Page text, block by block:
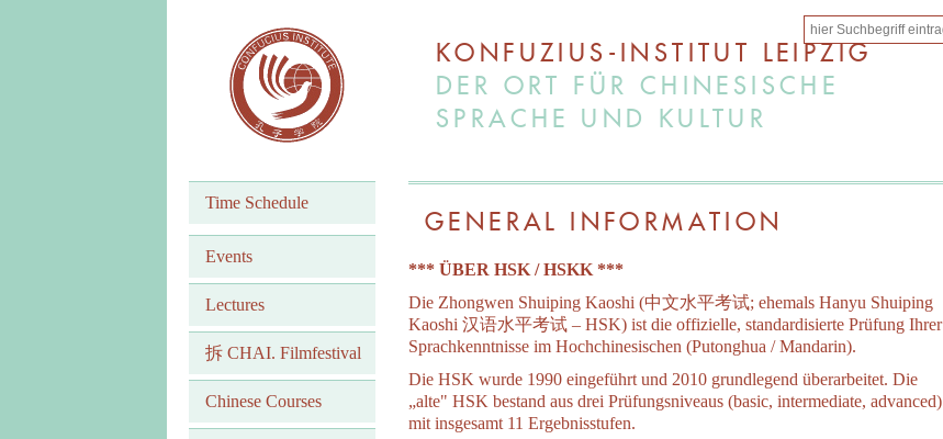
KONFUZIUS-INSTITUT LEIPZIG
DER ORT FÜR CHINESISCHE
SPRACHE UND KULTUR
Time Schedule
Events
Lectures
拆 CHAI. Filmfestival
Chinese Courses
GENERAL INFORMATION
*** ÜBER HSK / HSKK ***
Die Zhongwen Shuiping Kaoshi (中文水平考试; ehemals Hanyu Shuiping
Kaoshi 汉语水平考试 – HSK) ist die offizielle, standardisierte Prüfung Ihrer
Sprachkenntnisse im Hochchinesischen (Putonghua / Mandarin).
Die HSK wurde 1990 eingeführt und 2010 grundlegend überarbeitet. Die
„alte" HSK bestand aus drei Prüfungsniveaus (basic, intermediate, advanced)
mit insgesamt 11 Ergebnisstufen.